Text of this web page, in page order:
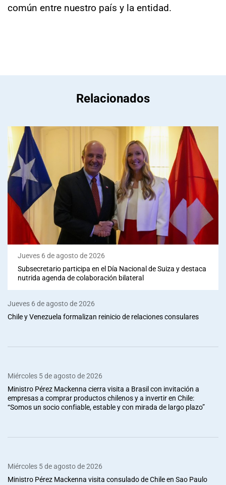
común entre nuestro país y la entidad.
Relacionados
Jueves 6 de agosto de 2026
Subsecretario participa en el Día Nacional de Suiza y destaca
nutrida agenda de colaboración bilateral
Jueves 6 de agosto de 2026
Chile y Venezuela formalizan reinicio de relaciones consulares
Miércoles 5 de agosto de 2026
Ministro Pérez Mackenna cierra visita a Brasil con invitación a
empresas a comprar productos chilenos y a invertir en Chile:
“Somos un socio confiable, estable y con mirada de largo plazo”
Miércoles 5 de agosto de 2026
Ministro Pérez Mackenna visita consulado de Chile en Sao Paulo